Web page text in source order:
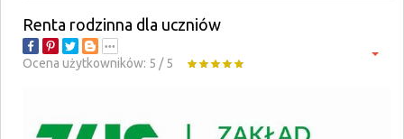
Renta rodzinna dla uczniów
Ocena użytkowników: 5 /5